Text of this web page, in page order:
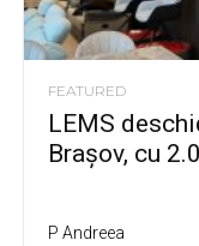
FEATURED
LEMS
Brașov, cu
P Andreea